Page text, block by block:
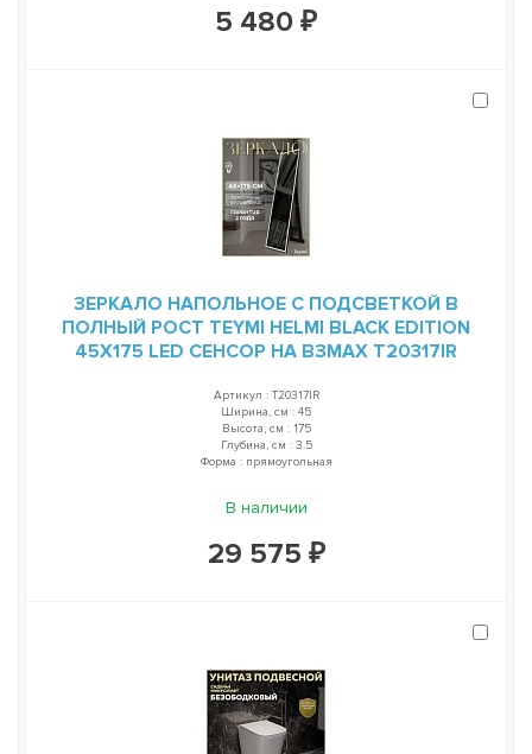
5 480 ₽
ЗЕРКАЛО НАПОЛЬНОЕ С ПОДСВЕТКОЙ В
ПОЛНЫЙ РОСТ TEYMI HELMI BLACK EDITION
45Х175 LED СЕНСОР НА ВЗМАХ T20317IR
Артикул : T20317IR
Ширина, см : 45
Высота, см : 175
Глубина, см : 3.5
Форма : прямоугольная
В наличии
29 575 ₽